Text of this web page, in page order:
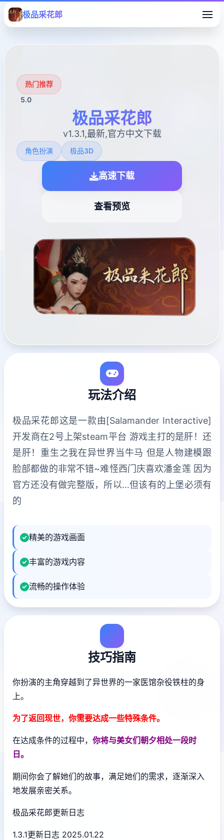
极品采花郎
热门推荐
5.0
极品采花郎
v1.3.1,最新,官方中文下载
角色扮演 极品3D
高速下载
查看预览
玩法介绍
极品采花郎这是一款由[Salamander Interactive]
开发商在2号上架steam平台 游戏主打的是肝！还
是肝！重生之我在异世界当牛马 但是人物建模跟
脸部都做的非常不错~难怪西门庆喜欢潘金莲 因为
官方还没有做完整版，所以…但该有的上堡必须有
的
精美的游戏画面
丰富的游戏内容
流畅的操作体验
技巧指南
你扮演的主角穿越到了异世界的一家医馆杂役铁柱的身
上。
为了返回现世，你需要达成一些特殊条件。
在达成条件的过程中， 你将与美女们朝夕相处一段时
日。
期间你会了解她们的故事，满足她们的需求，逐渐深入
地发展亲密关系。
极品采花郎更新日志
1.3.1更新日志 2025.01.22